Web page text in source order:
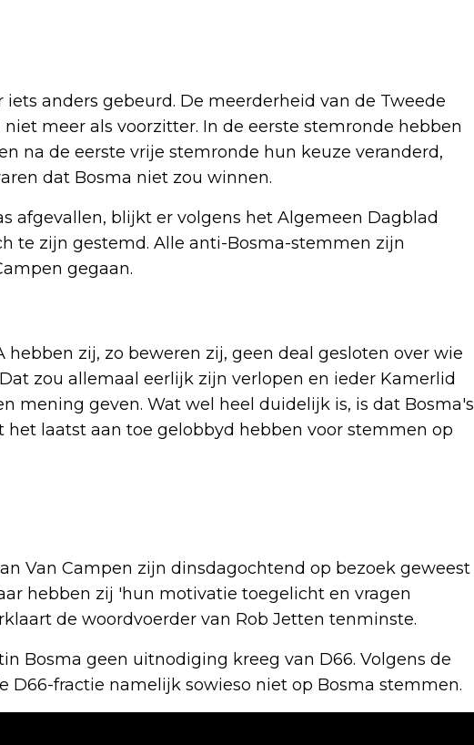
anders gebeurd. De meerderheid van de Tweede
meer als voorzitter. In de eerste stemronde hebben
na de eerste vrije stemronde hun keuze veranderd,
dat Bosma niet zou winnen.
afgevallen, blijkt er volgens het Algemeen Dagblad
te zijn gestemd. Alle anti-Bosma-stemmen zijn
gegaan.
hebben zij, zo beweren zij, geen deal gesloten over wie
zou allemaal eerlijk zijn verlopen en ieder Kamerlid
mening geven. Wat wel heel duidelijk is, is dat Bosma's
laatst aan toe gelobbyd hebben voor stemmen op
Van Campen zijn dinsdagochtend op bezoek geweest
hebben zij 'hun motivatie toegelicht en vragen
de woordvoerder van Rob Jetten tenminste.
Bosma geen uitnodiging kreeg van D66. Volgens de
D66-fractie namelijk sowieso niet op Bosma stemmen.